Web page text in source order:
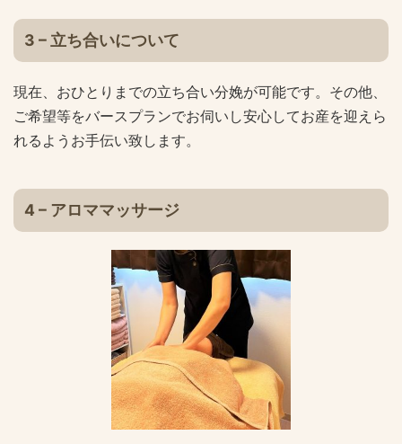
3 – 立ち合いについて
現在、おひとりまでの立ち合い分娩が可能です。その他、
ご希望等をバースプランでお伺いし安心してお産を迎えら
れるようお手伝い致します。
4 – アロママッサージ